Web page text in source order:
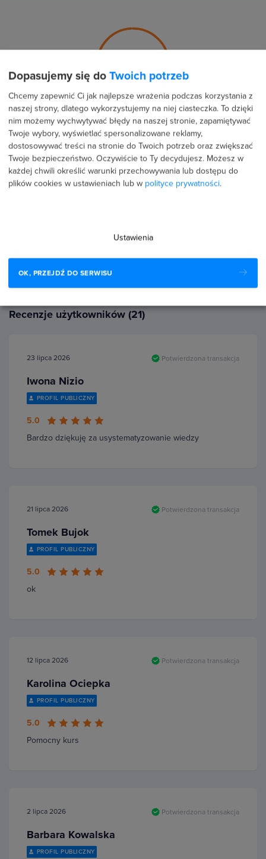
5.0
Średnia ocena uczestników
Recenzje użytkowników (21)
23 lipca 2026 Potwierdzona transakcja
Iwona Nizio
PROFIL PUBLICZNY
5.0
Bardzo dziękuję za usystematyzowanie wiedzy
21 lipca 2026 Potwierdzona transakcja
Tomek Bujok
PROFIL PUBLICZNY
5.0
ok
12 lipca 2026 Potwierdzona transakcja
Karolina Ociepka
PROFIL PUBLICZNY
5.0
Pomocny kurs
2 lipca 2026 Potwierdzona transakcja
Barbara Kowalska
PROFIL PUBLICZNY
Dopasujemy się do Twoich potrzeb
Chcemy zapewnić Ci jak najlepsze wrażenia podczas korzystania z
naszej strony, dlatego wykorzystujemy na niej ciasteczka. To dzięki
nim możemy wychwytywać błędy na naszej stronie, zapamiętywać
Twoje wybory, wyświetlać spersonalizowane reklamy,
dostosowywać treści na stronie do Twoich potrzeb oraz zwiększać
Twoje bezpieczeństwo. Oczywiście to Ty decydujesz. Możesz w
każdej chwili określić warunki przechowywania lub dostępu do
plików cookies w ustawieniach lub w polityce prywatności.
Ustawienia
OK, PRZEJDŹ DO SERWISU